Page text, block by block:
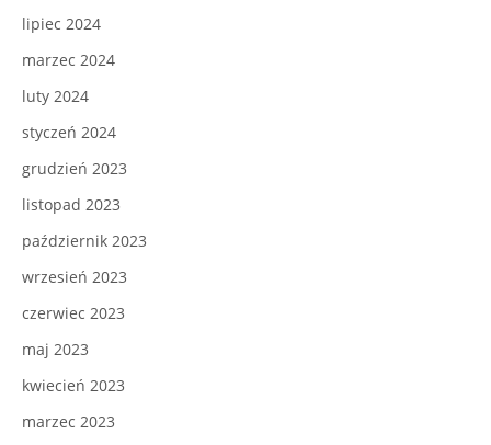
lipiec 2024
marzec 2024
luty 2024
styczeń 2024
grudzień 2023
listopad 2023
październik 2023
wrzesień 2023
czerwiec 2023
maj 2023
kwiecień 2023
marzec 2023